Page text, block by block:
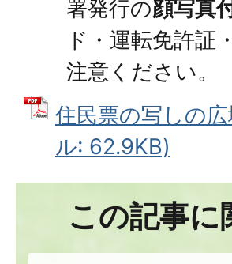
署発行の顔写真
ド・運転免許証
注意ください。
住民票の写しの
ル: 62.9KB)
この記事